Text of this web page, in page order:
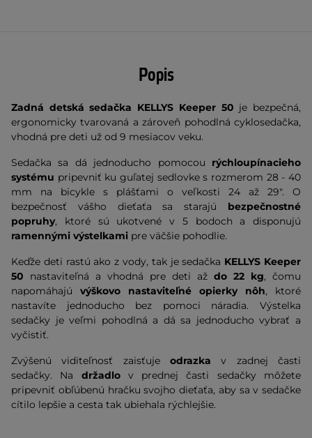
Popis
Zadná detská sedačka KELLYS Keeper 50 je bezpečná,
ergonomicky tvarovaná a zároveň pohodlná cyklosedačka,
vhodná pre deti už od 9 mesiacov veku.
Sedačka sa dá jednoducho pomocou rýchloupínacieho
systému pripevniť ku guľatej sedlovke s rozmerom 28 - 40
mm na bicykle s plášťami o veľkosti 24 až 29". O
bezpečnosť vášho dieťaťa sa starajú bezpečnostné
popruhy, ktoré sú ukotvené v 5 bodoch a disponujú
ramennými výstelkami pre väčšie pohodlie.
Keďže deti rastú ako z vody, tak je sedačka KELLYS Keeper
50 nastaviteľná a vhodná pre deti až do 22 kg, čomu
napomáhajú výškovo nastaviteľné opierky nôh, ktoré
nastavíte jednoducho bez pomoci náradia. Výstelka
sedačky je veľmi pohodlná a dá sa jednoducho vybrať a
vyčistiť.
Zvýšenú viditeľnosť zaisťuje odrazka v zadnej časti
sedačky. Na držadlov prednej časti sedačky môžete
pripevniť obľúbenú hračku svojho dieťaťa, aby sa v sedačke
cítilo lepšie a cesta tak ubiehala rýchlejšie.